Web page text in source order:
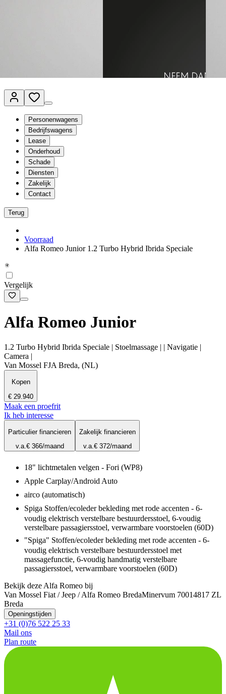
Personenwagens
Bedrijfswagens
Lease
Onderhoud
Schade
Diensten
Zakelijk
Contact
Terug
Voorraad
Alfa Romeo Junior 1.2 Turbo Hybrid Ibrida Speciale
Vergelijk
Alfa Romeo Junior
1.2 Turbo Hybrid Ibrida Speciale | Stoelmassage | | Navigatie |
Camera |
Van Mossel FJA Breda, (NL)
Kopen
€ 29.940
Maak een proefrit
Ik heb interesse
Particulier financieren
v.a.€ 366/maand
Zakelijk financieren
v.a.€ 372/maand
18" lichtmetalen velgen - Fori (WP8)
Apple Carplay/Android Auto
airco (automatisch)
Spiga Stoffen/ecoleder bekleding met rode accenten - 6-
voudig elektrisch verstelbare bestuurdersstoel, 6-voudig
verstelbare passagiersstoel, verwarmbare voorstoelen (60D)
"Spiga" Stoffen/ecoleder bekleding met rode accenten - 6-
voudig elektrisch verstelbare bestuurdersstoel met
massagefunctie, 6-voudig handmatig verstelbare
passagiersstoel, verwarmbare voorstoelen (60D)
Bekijk deze Alfa Romeo bij
Van Mossel Fiat / Jeep / Alfa Romeo BredaMinervum 70014817 ZL
Breda
Openingstijden
+31 (0)76 522 25 33
Mail ons
Plan route